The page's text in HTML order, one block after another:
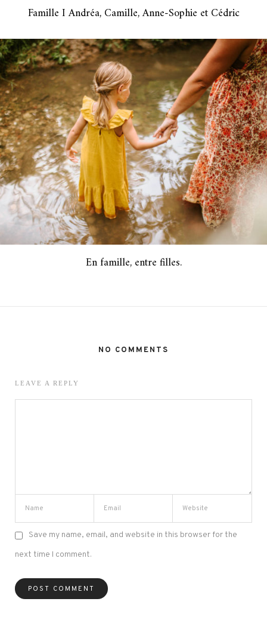
Famille I Andréa, Camille, Anne-Sophie et Cédric
En famille, entre filles.
NO COMMENTS
LEAVE A REPLY
Save my name, email, and website in this browser for the
next time I comment.